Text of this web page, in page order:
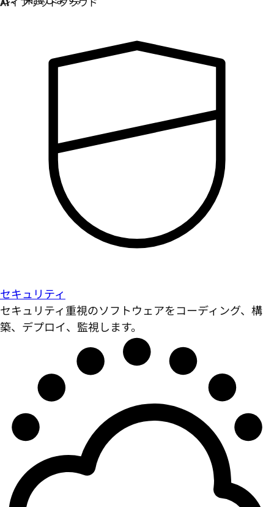
セキュリティ
セキュリティ重視のソフトウェアをコーディング、構
築、デプロイ、監視します。